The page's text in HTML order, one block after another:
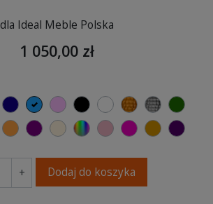
dla Ideal Meble Polska
1 050,00 zł
granatowyniebieski
różowyczarnybiałyzłotysrebrny
pomarańczowy
fioletowa purpura
ecru beżowy
wybór koloru
brudny róż
fuksja
+ Dodaj do koszyka